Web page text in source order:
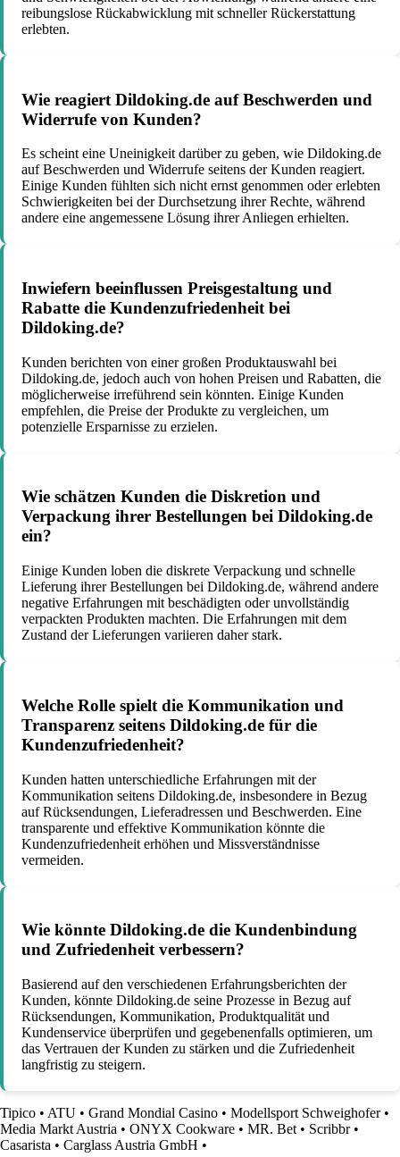
reibungslose Rückabwicklung mit schneller Rückerstattung
erlebten.
Wie reagiert Dildoking.de auf Beschwerden und
Widerrufe von Kunden?
Es scheint eine Uneinigkeit darüber zu geben, wie Dildoking.de
auf Beschwerden und Widerrufe seitens der Kunden reagiert.
Einige Kunden fühlten sich nicht ernst genommen oder erlebten
Schwierigkeiten bei der Durchsetzung ihrer Rechte, während
andere eine angemessene Lösung ihrer Anliegen erhielten.
Inwiefern beeinflussen Preisgestaltung und
Rabatte die Kundenzufriedenheit bei
Dildoking.de?
Kunden berichten von einer großen Produktauswahl bei
Dildoking.de, jedoch auch von hohen Preisen und Rabatten, die
möglicherweise irreführend sein könnten. Einige Kunden
empfehlen, die Preise der Produkte zu vergleichen, um
potenzielle Ersparnisse zu erzielen.
Wie schätzen Kunden die Diskretion und
Verpackung ihrer Bestellungen bei Dildoking.de
ein?
Einige Kunden loben die diskrete Verpackung und schnelle
Lieferung ihrer Bestellungen bei Dildoking.de, während andere
negative Erfahrungen mit beschädigten oder unvollständig
verpackten Produkten machten. Die Erfahrungen mit dem
Zustand der Lieferungen variieren daher stark.
Welche Rolle spielt die Kommunikation und
Transparenz seitens Dildoking.de für die
Kundenzufriedenheit?
Kunden hatten unterschiedliche Erfahrungen mit der
Kommunikation seitens Dildoking.de, insbesondere in Bezug
auf Rücksendungen, Lieferadressen und Beschwerden. Eine
transparente und effektive Kommunikation könnte die
Kundenzufriedenheit erhöhen und Missverständnisse
vermeiden.
Wie könnte Dildoking.de die Kundenbindung
und Zufriedenheit verbessern?
Basierend auf den verschiedenen Erfahrungsberichten der
Kunden, könnte Dildoking.de seine Prozesse in Bezug auf
Rücksendungen, Kommunikation, Produktqualität und
Kundenservice überprüfen und gegebenenfalls optimieren, um
das Vertrauen der Kunden zu stärken und die Zufriedenheit
langfristig zu steigern.
Tipico • ATU • Grand Mondial Casino • Modellsport Schweighofer•
Media Markt Austria • ONYX Cookware • MR. Bet • Scribbr•
Casarista • Carglass Austria GmbH •